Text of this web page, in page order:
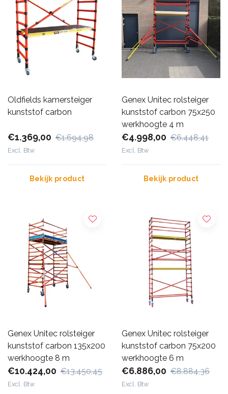
Oldfields kamersteiger
kunststof carbon
€1.369,00 €1.694,98
Excl. Btw
Bekijk product
Genex Unitec rolsteiger
kunststof carbon 75x250
werkhoogte 4 m
€4.998,00 €6.448,41
Excl. Btw
Bekijk product
Genex Unitec rolsteiger
kunststof carbon 135x200
werkhoogte 8 m
€10.424,00 €13.450,45
Excl. Btw
Genex Unitec rolsteiger
kunststof carbon 75x200
werkhoogte 6 m
€6.886,00 €8.884,36
Excl. Btw